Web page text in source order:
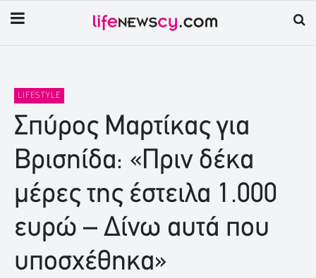
LIFESTYLE
Σπύρος Μαρτίκας για
Βρισηίδα: «Πριν δέκα
μέρες της έστειλα 1.000
ευρώ – Δίνω αυτά που
υποσχέθηκα»